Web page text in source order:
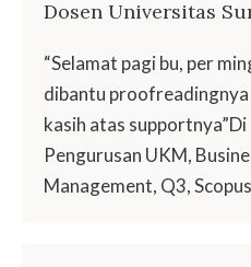
Dosen Universitas
“Selamat pagi bu, per
dibantu
kasih atas
Pengurusan UKM,
Management, Q3,